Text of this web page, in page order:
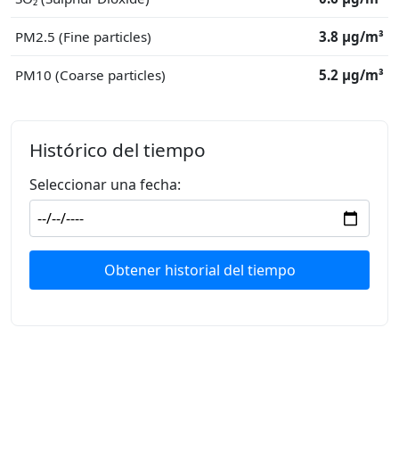
PM2.5 (Fine particles) 3.8 μg/m³
PM10 (Coarse particles) 5.2 μg/m³
Histórico del tiempo
Seleccionar una fecha:
Obtener historial del tiempo